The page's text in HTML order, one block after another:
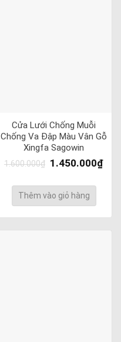
Cửa Lưới Chống Muỗi
Chống Va Đập Màu Vân Gỗ
Xingfa Sagowin
1.600.000₫ 1.450.000₫
Thêm vào giỏ hàng